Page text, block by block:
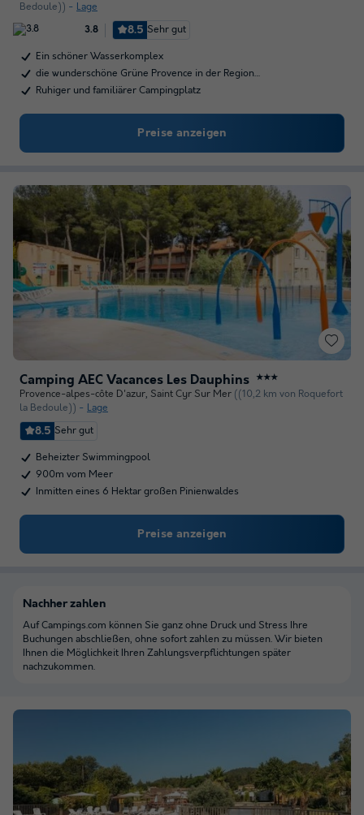
Bedoule))
Lage
3.8 8.5 Sehr gut
Ein schöner Wasserkomplex
die wunderschöne Grüne Provence in der Region…
Ruhiger und familiärer Campingplatz
Preise anzeigen
Camping AEC Vacances Les Dauphins ★★★
Provence-alpes-côte D'azur, Saint Cyr Sur Mer ((10,2 km von Roquefort
la Bedoule))
Lage
8.5 Sehr gut
Beheizter Swimmingpool
900m vom Meer
Inmitten eines 6 Hektar großen Pinienwaldes
Preise anzeigen
Nachher zahlen
Auf Campings.com können Sie ganz ohne Druck und Stress Ihre
Buchungen abschließen, ohne sofort zahlen zu müssen. Wir bieten
Ihnen die Möglichkeit Ihren Zahlungsverpflichtungen später
nachzukommen.